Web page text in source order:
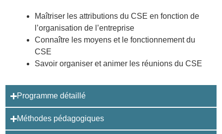
Maîtriser les attributions du CSE en fonction de
l’organisation de l’entreprise
Connaître les moyens et le fonctionnement du
CSE
Savoir organiser et animer les réunions du CSE
Programme détaillé
Méthodes pédagogiques